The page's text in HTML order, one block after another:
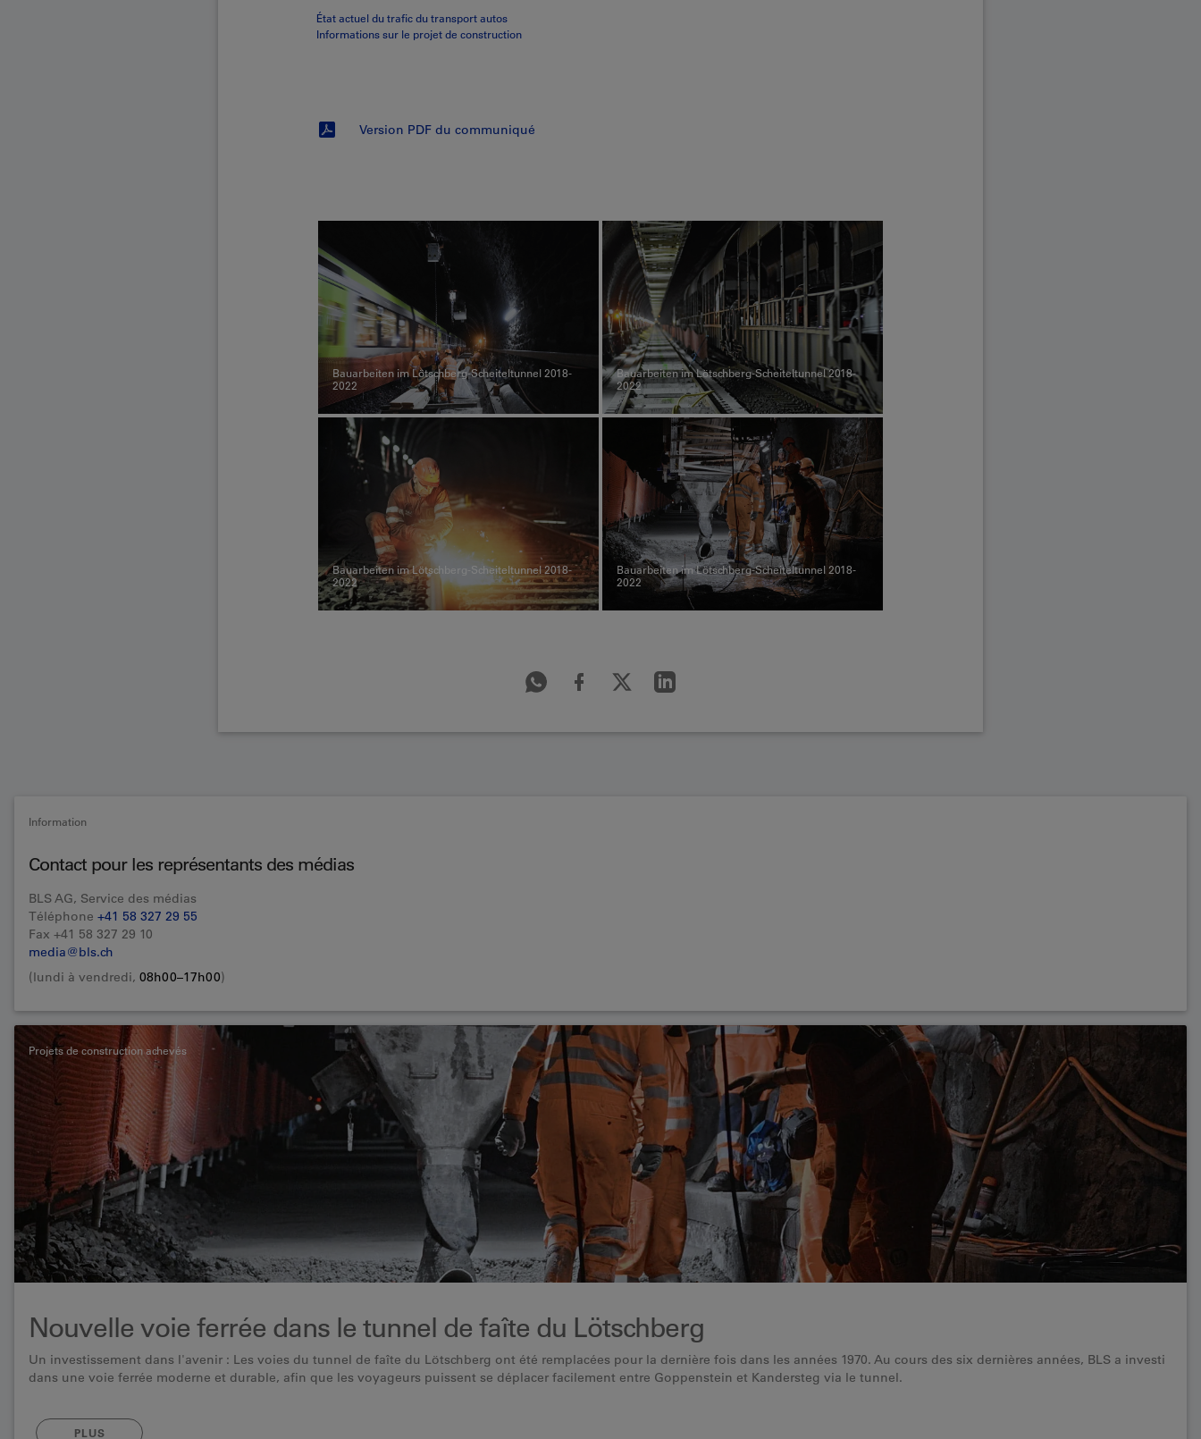
État actuel du trafic du transport autos
Informations sur le projet de construction
Version PDF du communiqué
Bauarbeiten im Lötschberg-Scheiteltunnel 2018-
2022
Bauarbeiten im Lötschberg-Scheiteltunnel 2018-
2022
Bauarbeiten im Lötschberg-Scheiteltunnel 2018-
2022
Bauarbeiten im Lötschberg-Scheiteltunnel 2018-
2022
Information
Contact pour les représentants des médias
BLS AG, Service des médias
Téléphone +41 58 327 29 55
Fax +41 58 327 29 10
media@bls.ch
(lundi à vendredi, 08h00–17h00)
Projets de construction achevés
Nouvelle voie ferrée dans le tunnel de faîte du Lötschberg
Un investissement dans l'avenir : Les voies du tunnel de faîte du Lötschberg ont été remplacées pour la dernière fois dans les années 1970. Au cours des six dernières années, BLS a investi
dans une voie ferrée moderne et durable, afin que les voyageurs puissent se déplacer facilement entre Goppenstein et Kandersteg via le tunnel.
PLUS